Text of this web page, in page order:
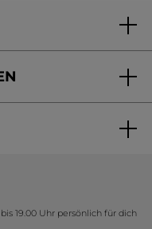
19.00 Uhr persönlich für dich